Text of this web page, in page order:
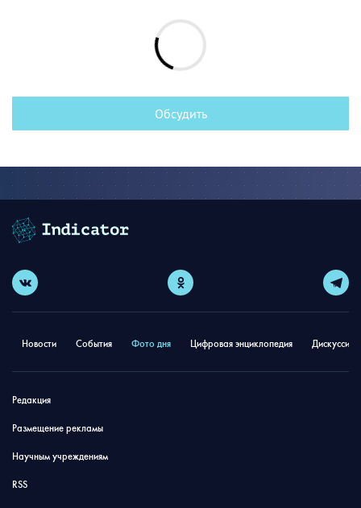
Обсудить
Новости События Фото дня Цифровая энциклопедия
Редакция
Размещение рекламы
Научным учреждениям
RSS